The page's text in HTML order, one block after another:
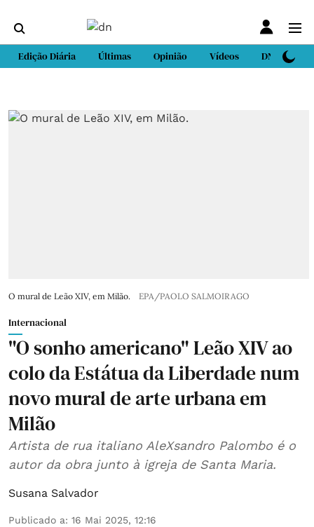
Edição Diária Últimas Opinião Vídeos DN Sport
O mural de Leão XIV, em Milão. EPA/PAOLO SALMOIRAGO
Internacional
"O sonho americano" Leão XIV ao
colo da Estátua da Liberdade num
novo mural de arte urbana em
Milão
Artista de rua italiano AleXsandro Palombo é o
autor da obra junto à igreja de Santa Maria.
Susana Salvador
Publicado a: 16 Mai 2025, 12:16